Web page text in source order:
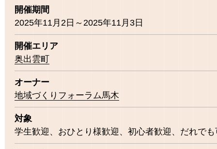
開催期間
2025年11月2日～2025年11月3日
開催エリア
奥出雲町
オーナー
地域づくりフォーラム馬木
対象
学生歓迎
おひとり様歓迎 初心者歓迎 だれでも